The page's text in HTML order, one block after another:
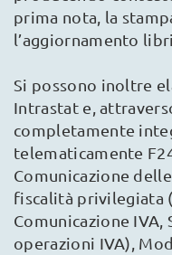
prima nota, la
l’aggiornamento
Si possono inoltre
Intrastat e,
completamente
telematicamente
Comunicazione
fiscalità privilegiata (
Comunicazione
operazioni IVA),